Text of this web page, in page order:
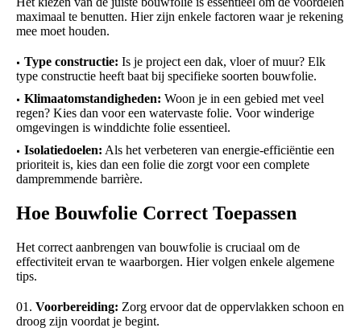
maximaal te benutten. Hier zijn enkele factoren waar je rekening
mee moet houden.
Type constructie: Is je project een dak, vloer of muur? Elk
type constructie heeft baat bij specifieke soorten bouwfolie.
Klimaatomstandigheden: Woon je in een gebied met veel
regen? Kies dan voor een watervaste folie. Voor winderige
omgevingen is winddichte folie essentieel.
Isolatiedoelen: Als het verbeteren van energie-efficiëntie een
prioriteit is, kies dan een folie die zorgt voor een complete
dampremmende barrière.
Hoe Bouwfolie Correct Toepassen
Het correct aanbrengen van bouwfolie is cruciaal om de
effectiviteit ervan te waarborgen. Hier volgen enkele algemene
tips.
Voorbereiding: Zorg ervoor dat de oppervlakken schoon en
droog zijn voordat je begint.